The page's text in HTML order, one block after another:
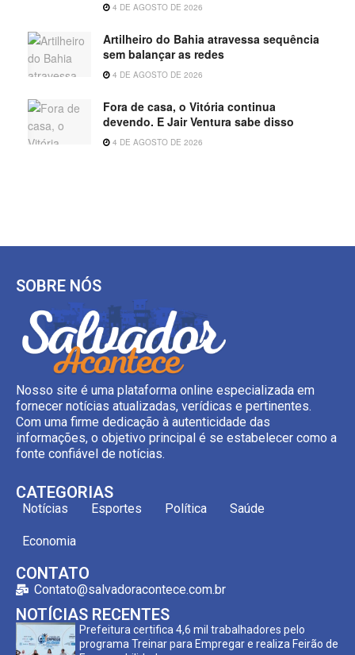
4 DE AGOSTO DE 2026
Artilheiro do Bahia atravessa sequência
sem balançar as redes
4 DE AGOSTO DE 2026
Fora de casa, o Vitória continua
devendo. E Jair Ventura sabe disso
4 DE AGOSTO DE 2026
SOBRE NÓS
Nosso site é uma plataforma online especializada em
fornecer notícias atualizadas, verídicas e pertinentes.
Com uma firme dedicação à autenticidade das
informações, o objetivo principal é se estabelecer como a
fonte confiável de notícias.
CATEGORIAS
Notícias Esportes Política Saúde
Economia
CONTATO
Contato@salvadoracontece.com.br
NOTÍCIAS RECENTES
Prefeitura certifica 4,6 mil trabalhadores pelo
programa Treinar para Empregar e realiza Feirão de